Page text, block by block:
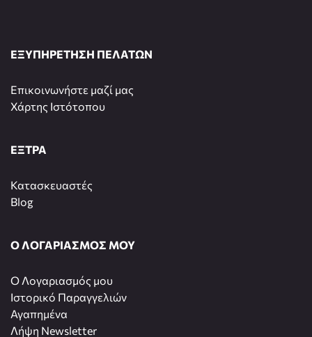
ΕΞΥΠΗΡΕΤΗΣΗ ΠΕΛΑΤΩΝ
Επικοινωνήστε μαζί μας
Χάρτης Ιστότοπου
ΕΞΤΡΑ
Κατασκευαστές
Blog
Ο ΛΟΓΑΡΙΑΣΜΟΣ ΜΟΥ
O Λογαριασμός μου
Ιστορικό Παραγγελιών
Αγαπημένα
Λήψη Newsletter